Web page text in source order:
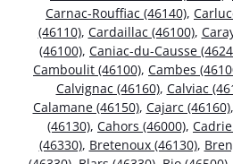
Carnac-Rouffiac (46140),
(46110), Cardaillac (46100),
(46100), Caniac-du-Causse
Camboulit (46100), Cambes
Calvignac (46160), Calviac
Calamane (46150), Cajarc (46160),
(46130), Cahors (46000),
(46330), Bretenoux (46130),